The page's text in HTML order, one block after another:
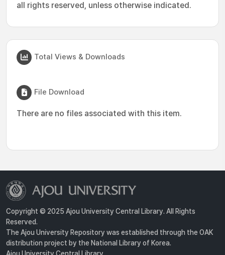
all rights reserved, unless otherwise indicated.
Total Views & Downloads
File Download
There are no files associated with this item.
Copyright © 2025 Ajou University Central Library. All Rights
Reserved.
The Ajou University Repository was established through the OAK
distribution project by the National Library of Korea.